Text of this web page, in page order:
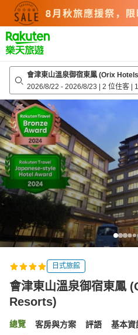
top
page
會津東山溫泉御宿東鳳 (Orix
2026/8/22 - 2026/8/23 | 2 位住客 |
日式旅館
會津東山溫泉御宿東鳳
Resorts)
總覽 客房與方案 評語 基本資